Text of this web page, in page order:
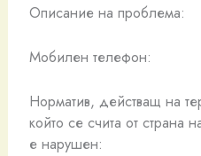
Описание на проблема:
Мобилен телефон:
Норматив, действащ на
който се счита от страна
е нарушен: